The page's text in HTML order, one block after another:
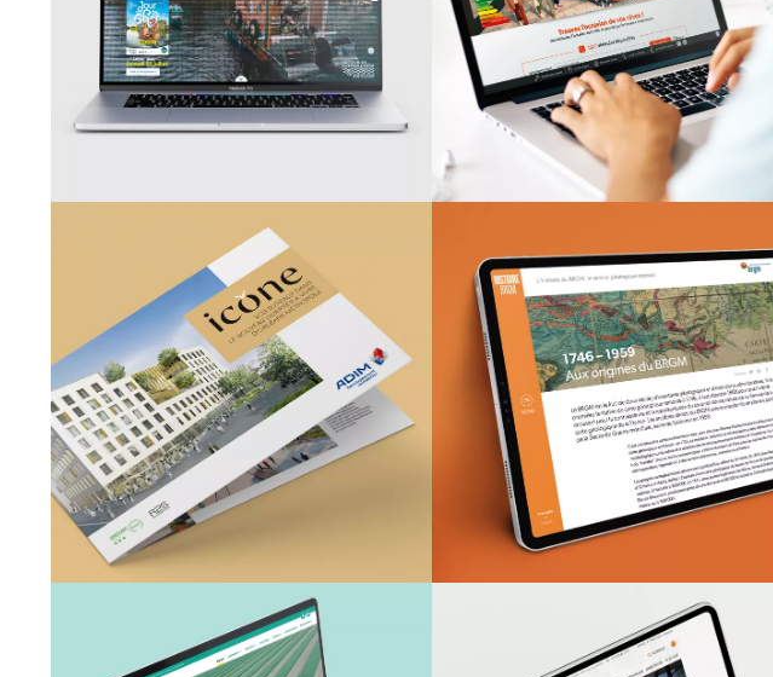
festival Jour de
Cher
Site Internet
ADIM DÉVELOPPEMENT
IMMOBILIER
Opération Icone
BRGM
Site Internet
Histoire du BRGM